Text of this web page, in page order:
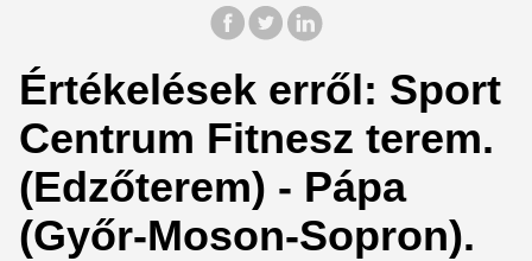
Értékelések erről: Sport
Centrum Fitnesz terem.
(Edzőterem) - Pápa
(Győr-Moson-Sopron).